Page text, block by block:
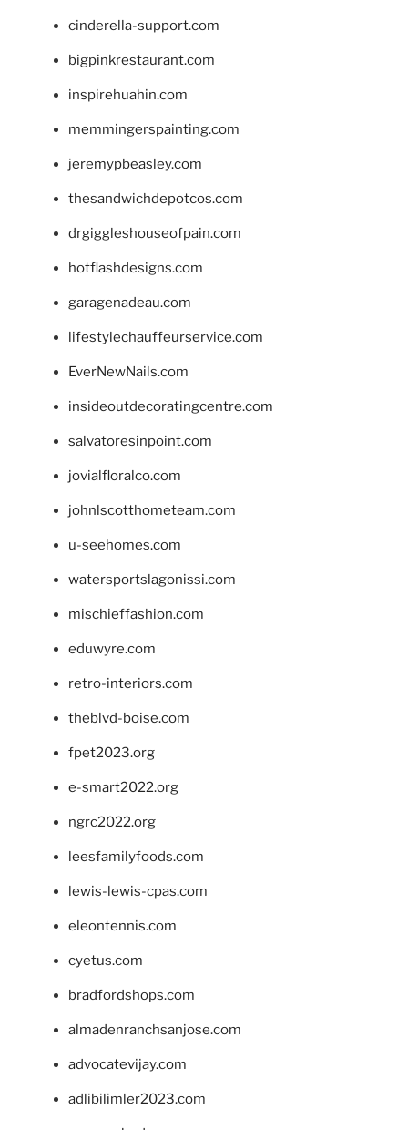
cinderella-support.com
bigpinkrestaurant.com
inspirehuahin.com
memmingerspainting.com
jeremypbeasley.com
thesandwichdepotcos.com
drgiggleshouseofpain.com
hotflashdesigns.com
garagenadeau.com
lifestylechauffeurservice.com
EverNewNails.com
insideoutdecoratingcentre.com
salvatoresinpoint.com
jovialfloralco.com
johnlscotthometeam.com
u-seehomes.com
watersportslagonissi.com
mischieffashion.com
eduwyre.com
retro-interiors.com
theblvd-boise.com
fpet2023.org
e-smart2022.org
ngrc2022.org
leesfamilyfoods.com
lewis-lewis-cpas.com
eleontennis.com
cyetus.com
bradfordshops.com
almadenranchsanjose.com
advocatevijay.com
adlibilimler2023.com